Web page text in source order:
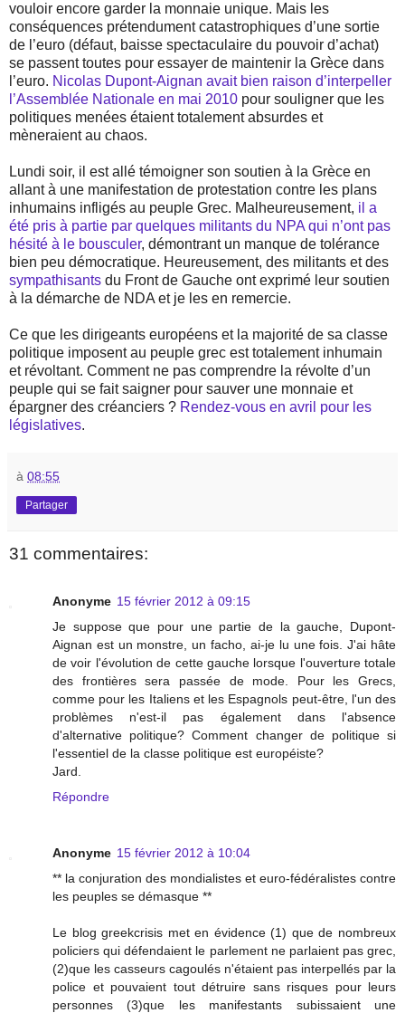
vouloir encore garder la monnaie unique. Mais les
conséquences prétendument catastrophiques d’une sortie
de l’euro (défaut, baisse spectaculaire du pouvoir d’achat)
se passent toutes pour essayer de maintenir la Grèce dans
l’euro. Nicolas Dupont-Aignan avait bien raison d’interpeller
l’Assemblée Nationale en mai 2010 pour souligner que les
politiques menées étaient totalement absurdes et
mèneraient au chaos.
Lundi soir, il est allé témoigner son soutien à la Grèce en
allant à une manifestation de protestation contre les plans
inhumains infligés au peuple Grec. Malheureusement, il a
été pris à partie par quelques militants du NPA qui n’ont pas
hésité à le bousculer, démontrant un manque de tolérance
bien peu démocratique. Heureusement, des militants et des
sympathisants du Front de Gauche ont exprimé leur soutien
à la démarche de NDA et je les en remercie.
Ce que les dirigeants européens et la majorité de sa classe
politique imposent au peuple grec est totalement inhumain
et révoltant. Comment ne pas comprendre la révolte d’un
peuple qui se fait saigner pour sauver une monnaie et
épargner des créanciers ? Rendez-vous en avril pour les
législatives.
à 08:55
Partager
31 commentaires:
Anonyme 15 février 2012 à 09:15
Je suppose que pour une partie de la gauche, Dupont-
Aignan est un monstre, un facho, ai-je lu une fois. J'ai hâte
de voir l'évolution de cette gauche lorsque l'ouverture totale
des frontières sera passée de mode. Pour les Grecs,
comme pour les Italiens et les Espagnols peut-être, l'un des
problèmes n'est-il pas également dans l'absence
d'alternative politique? Comment changer de politique si
l'essentiel de la classe politique est européiste?
Jard.
Répondre
Anonyme 15 février 2012 à 10:04
** la conjuration des mondialistes et euro-fédéralistes contre
les peuples se démasque **
Le blog greekcrisis met en évidence (1) que de nombreux
policiers qui défendaient le parlement ne parlaient pas grec,
(2)que les casseurs cagoulés n'étaient pas interpellés par la
police et pouvaient tout détruire sans risques pour leurs
personnes (3)que les manifestants subissaient une